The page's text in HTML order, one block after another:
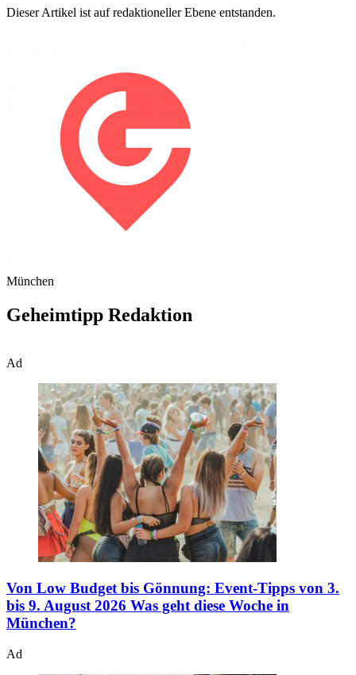
Dieser Artikel ist auf redaktioneller Ebene entstanden.
München
Geheimtipp Redaktion
Ad
Von Low Budget bis Gönnung: Event-Tipps von 3.
bis 9. August 2026 Was geht diese Woche in
München?
Ad